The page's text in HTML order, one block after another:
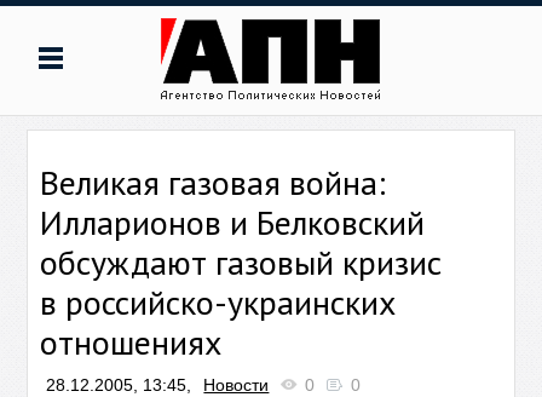
Великая газовая война:
Илларионов и Белковский
обсуждают газовый кризис
в российско-украинских
отношениях
28.12.2005, 13:45, Новости 0 0